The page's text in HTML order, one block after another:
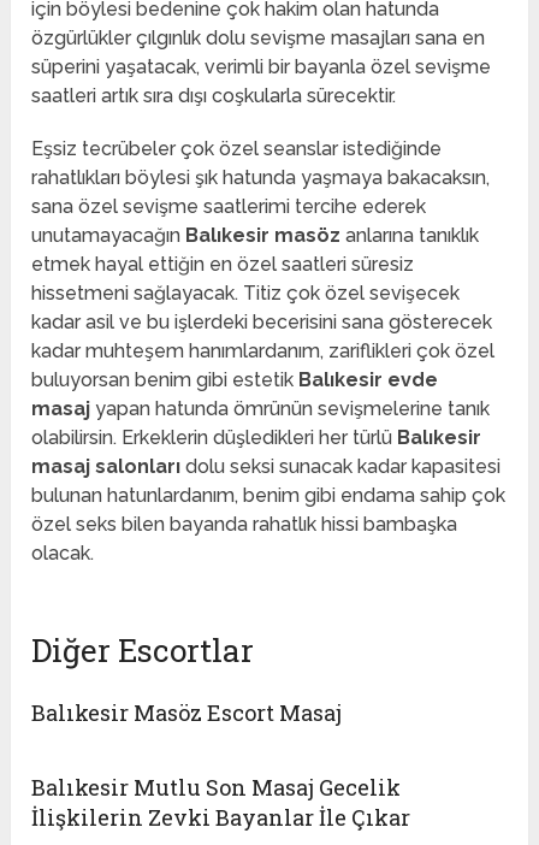
için böylesi bedenine çok hakim olan hatunda
özgürlükler çılgınlık dolu sevişme masajları sana en
süperini yaşatacak, verimli bir bayanla özel sevişme
saatleri artık sıra dışı coşkularla sürecektir.
Eşsiz tecrübeler çok özel seanslar istediğinde
rahatlıkları böylesi şık hatunda yaşmaya bakacaksın,
sana özel sevişme saatlerimi tercihe ederek
unutamayacağın Balıkesir masöz anlarına tanıklık
etmek hayal ettiğin en özel saatleri süresiz
hissetmeni sağlayacak. Titiz çok özel sevişecek
kadar asil ve bu işlerdeki becerisini sana gösterecek
kadar muhteşem hanımlardanım, zariflikleri çok özel
buluyorsan benim gibi estetik Balıkesir evde
masaj yapan hatunda ömrünün sevişmelerine tanık
olabilirsin. Erkeklerin düşledikleri her türlü Balıkesir
masaj salonları dolu seksi sunacak kadar kapasitesi
bulunan hatunlardanım, benim gibi endama sahip çok
özel seks bilen bayanda rahatlık hissi bambaşka
olacak.
Diğer Escortlar
Balıkesir Masöz Escort Masaj
Balıkesir Mutlu Son Masaj Gecelik
İlişkilerin Zevki Bayanlar İle Çıkar